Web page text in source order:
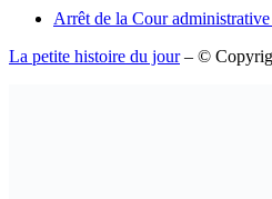
Arrêt de la Cour
La petite histoire du jour– ©